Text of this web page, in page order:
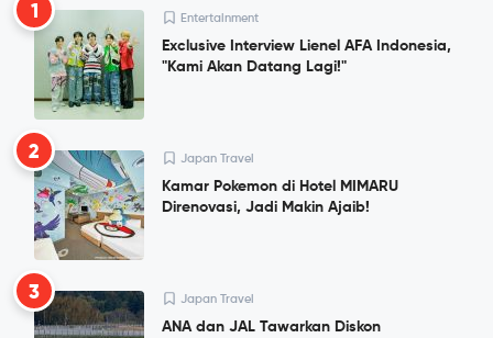
1 Entertainment
Exclusive Interview Lienel AFA Indonesia,
"Kami Akan Datang Lagi!"
2 Japan Travel
Kamar Pokemon di Hotel MIMARU
Direnovasi, Jadi Makin Ajaib!
3 Japan Travel
ANA dan JAL Tawarkan Diskon